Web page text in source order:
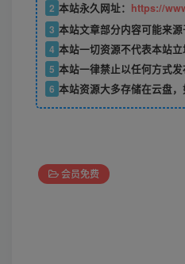
2 本站永久网址： https://
3 本站文章部分内容可能来
4 本站一切资源不代表本站
5 本站一律禁止以任何方式
6 本站资源大多存储在云盘
会员免费